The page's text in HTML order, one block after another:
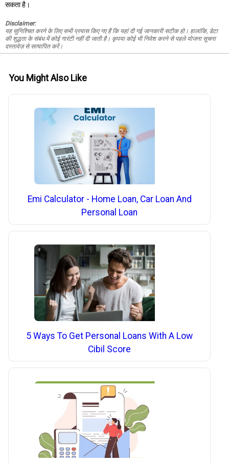
सकता है।
Disclaimer:
यह सुनिश्चित करने के लिए सभी प्रयास किए गए हैं कि यहां दी गई जानकारी सटीक हो। हालांकि, डेटा
की शुद्धता के संबंध में कोई गारंटी नहीं दी जाती है। कृपया कोई भी निवेश करने से पहले योजना सूचना
दस्तावेज़ से सत्यापित करें।
You Might Also Like
Emi Calculator - Home Loan, Car Loan And
Personal Loan
5 Ways To Get Personal Loans With A Low
Cibil Score